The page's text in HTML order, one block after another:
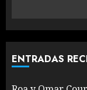
ENTRADAS